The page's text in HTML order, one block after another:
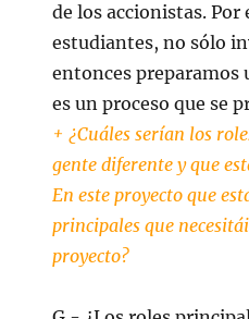
de los accionistas.
estudiantes, no sólo
entonces preparamos
es un proceso que se
+ ¿Cuáles serían los
gente diferente y que
En este proyecto que
principales que
proyecto?